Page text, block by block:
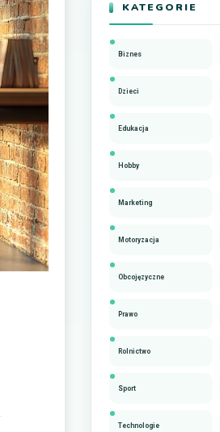
KATEGORIE
Biznes
Dzieci
Edukacja
Hobby
Marketing
Motoryzacja
Obcojęzyczne
Prawo
Rolnictwo
Sport
Technologie